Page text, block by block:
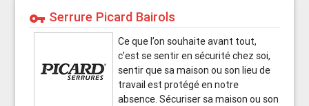
vpn_key Serrure Picard Bairols
Ce que l’on souhaite avant tout,
c’est se sentir en sécurité chez soi,
sentir que sa maison ou son lieu de
travail est protégé en notre
absence. Sécuriser sa maison ou son